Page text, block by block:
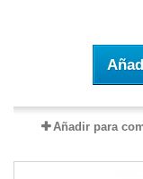
Añadir para